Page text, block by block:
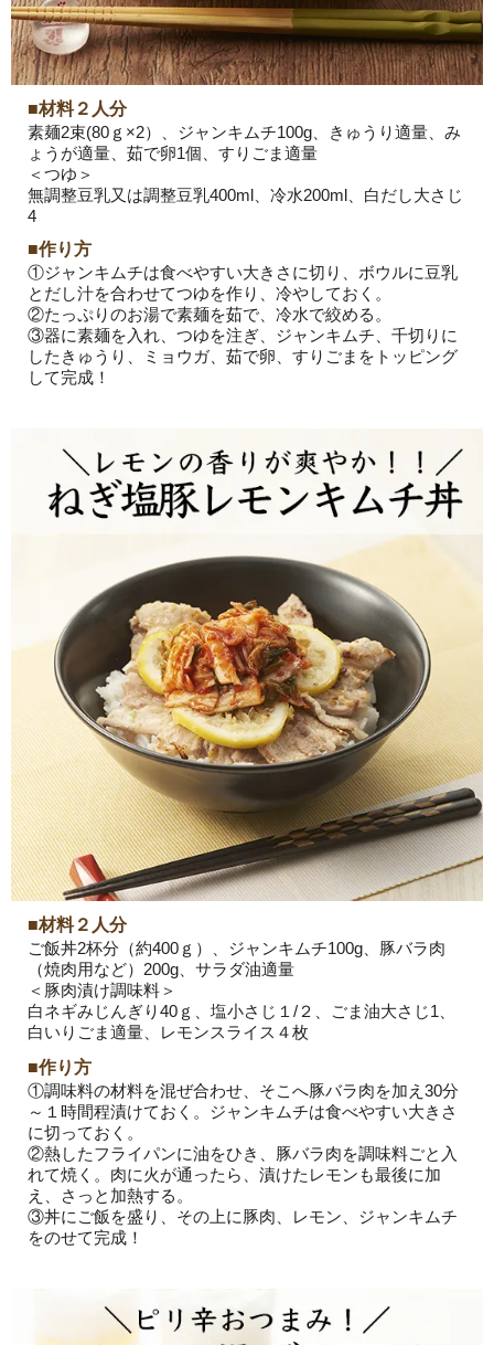
■材料２人分
素麺2束(80ｇ×2）、ジャンキムチ100g、きゅうり適量、み
ょうが適量、茹で卵1個、すりごま適量
＜つゆ＞
無調整豆乳又は調整豆乳400ml、冷水200ml、白だし大さじ
4
■作り方
①ジャンキムチは食べやすい大きさに切り、ボウルに豆乳
とだし汁を合わせてつゆを作り、冷やしておく。
②たっぷりのお湯で素麺を茹で、冷水で絞める。
③器に素麺を入れ、つゆを注ぎ、ジャンキムチ、千切りに
したきゅうり、ミョウガ、茹で卵、すりごまをトッピング
して完成！
■材料２人分
ご飯丼2杯分（約400ｇ）、ジャンキムチ100g、豚バラ肉
（焼肉用など）200g、サラダ油適量
＜豚肉漬け調味料＞
白ネギみじんぎり40ｇ、塩小さじ１/２、ごま油大さじ1、
白いりごま適量、レモンスライス４枚
■作り方
①調味料の材料を混ぜ合わせ、そこへ豚バラ肉を加え30分
～１時間程漬けておく。ジャンキムチは食べやすい大きさ
に切っておく。
②熱したフライパンに油をひき、豚バラ肉を調味料ごと入
れて焼く。肉に火が通ったら、漬けたレモンも最後に加
え、さっと加熱する。
③丼にご飯を盛り、その上に豚肉、レモン、ジャンキムチ
をのせて完成！